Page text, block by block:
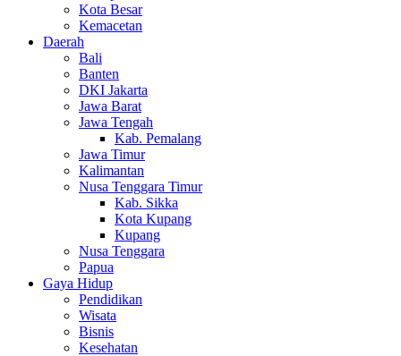
Kota Besar
Kemacetan
Daerah
Bali
Banten
DKI Jakarta
Jawa Barat
Jawa Tengah
Kab. Pemalang
Jawa Timur
Kalimantan
Nusa Tenggara Timur
Kab. Sikka
Kota Kupang
Kupang
Nusa Tenggara
Papua
Gaya Hidup
Pendidikan
Wisata
Bisnis
Kesehatan